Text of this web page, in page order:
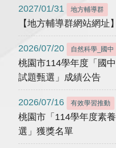
2027/01/31 地方輔導群
【地方輔導群網站網址】
2026/07/20 自然科學_國中
桃園市114學年度「國
試題甄選」成績公告
2026/07/16 有效學習推動
桃園市「114學年度素
選」獲獎名單